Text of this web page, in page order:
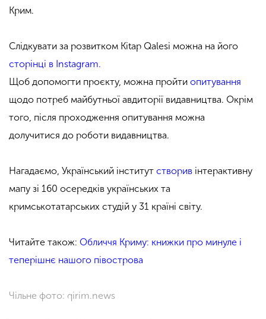
Крим.
Слідкувати за розвитком Kitap Qalesi можна на його
сторінці в Instagram.
Щоб допомогти проєкту, можна пройти опитування
щодо потреб майбутньої авдиторії видавництва. Окрім
того, після проходження опитування можна
долучитися до роботи видавництва.
Нагадаємо, Український інститут створив інтерактивну
мапу зі 160 осередків українських та
кримськотатарських студій у 31 країні світу.
Читайте також: Обличчя Криму: книжки про минуле і
теперішнє нашого півострова
Чільне фото: qirim.news